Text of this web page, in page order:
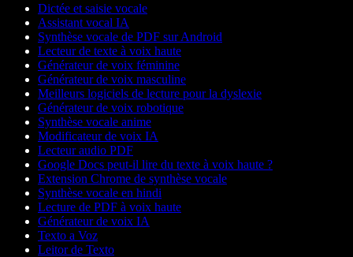
Dictée et saisie vocale
Assistant vocal IA
Synthèse vocale de PDF sur Android
Lecteur de texte à voix haute
Générateur de voix féminine
Générateur de voix masculine
Meilleurs logiciels de lecture pour la dyslexie
Générateur de voix robotique
Synthèse vocale anime
Modificateur de voix IA
Lecteur audio PDF
Google Docs peut-il lire du texte à voix haute ?
Extension Chrome de synthèse vocale
Synthèse vocale en hindi
Lecture de PDF à voix haute
Générateur de voix IA
Texto a Voz
Leitor de Texto